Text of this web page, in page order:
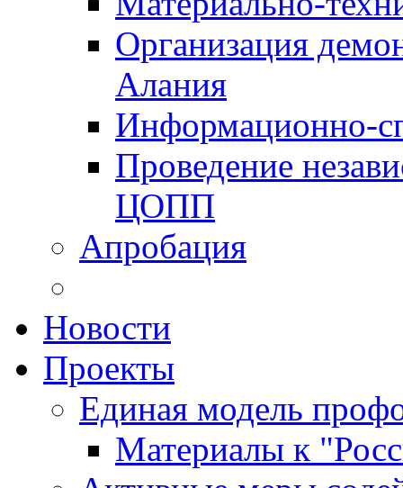
Организация
Алания
Информационно-
Проведение
ЦОПП
Апробация
Новости
Проекты
Единая модель
Материалы к